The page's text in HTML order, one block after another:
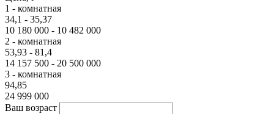
1 - комнатная
34,1 - 35,37
10 180 000 - 10 482 000
2 - комнатная
53,93 - 81,4
14 157 500 - 20 500 000
3 - комнатная
94,85
24 999 000
Ваш возраст